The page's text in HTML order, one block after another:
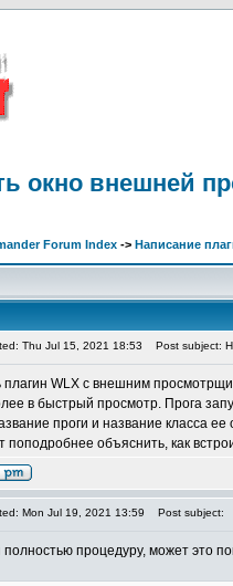
окно внешней
Forum Index -> Написание
Thu Jul 15, 2021 18:53 Post subject:
WLX с внешним
в быстрый просмотр. Прога
проги и название класса
поподробнее объяснить, как
Mon Jul 19, 2021 13:59 Post subject:
полностью процедуру, может это